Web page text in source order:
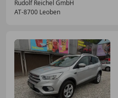
Rudolf Reichel GmbH
AT-8700 Leoben